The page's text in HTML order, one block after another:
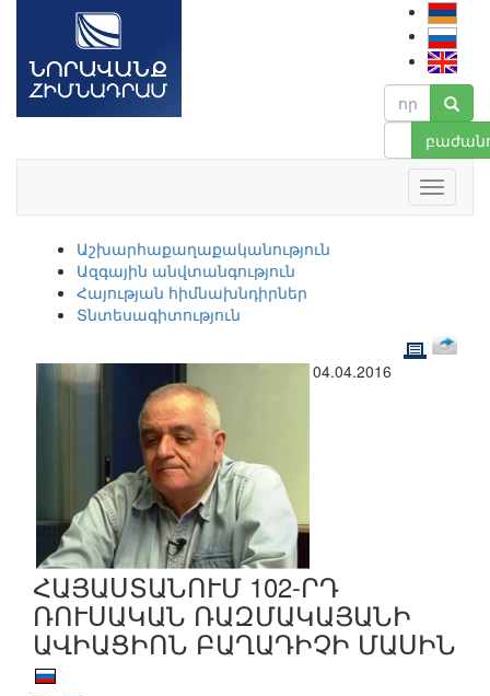
Աշխարհաքաղաքականություն
Ազգային անվտանգություն
Հայության հիմնախնդիրներ
Տնտեսագիտություն
04.04.2016
ՀԱՅԱՍՏԱՆՈՒՄ 102-ՐԴ
ՌՈՒՍԱԿԱՆ ՌԱԶՄԱԿԱՅԱՆԻ
ԱՎԻԱՑԻՈՆ ԲԱՂԱԴԻՉԻ ՄԱՍԻՆ